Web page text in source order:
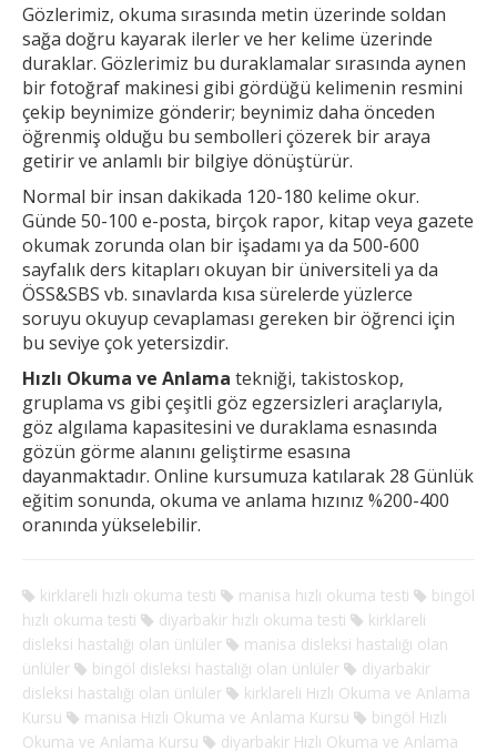
Gözlerimiz, okuma sırasında metin üzerinde soldan
sağa doğru kayarak ilerler ve her kelime üzerinde
duraklar. Gözlerimiz bu duraklamalar sırasında aynen
bir fotoğraf makinesi gibi gördüğü kelimenin resmini
çekip beynimize gönderir; beynimiz daha önceden
öğrenmiş olduğu bu sembolleri çözerek bir araya
getirir ve anlamlı bir bilgiye dönüştürür.
Normal bir insan dakikada 120-180 kelime okur.
Günde 50-100 e-posta, birçok rapor, kitap veya gazete
okumak zorunda olan bir işadamı ya da 500-600
sayfalık ders kitapları okuyan bir üniversiteli ya da
ÖSS&SBS vb. sınavlarda kısa sürelerde yüzlerce
soruyu okuyup cevaplaması gereken bir öğrenci için
bu seviye çok yetersizdir.
Hızlı Okuma ve Anlama tekniği, takistoskop,
gruplama vs gibi çeşitli göz egzersizleri araçlarıyla,
göz algılama kapasitesini ve duraklama esnasında
gözün görme alanını geliştirme esasına
dayanmaktadır. Online kursumuza katılarak 28 Günlük
eğitim sonunda, okuma ve anlama hızınız %200-400
oranında yükselebilir.
kirklareli hızlı okuma testi manisa hızlı okuma testi
bingöl
hızlı okuma testi
diyarbakir hızlı okuma testi
kirklareli
disleksi hastalığı olan ünlüler
manisa disleksi hastalığı olan
ünlüler
bingöl disleksi hastalığı olan ünlüler
diyarbakir
disleksi hastalığı olan ünlüler
kirklareli Hızlı Okuma ve Anlama
Kursu
manisa Hızlı Okuma ve Anlama Kursu
bingöl Hızlı
Okuma ve Anlama Kursu
diyarbakir Hızlı Okuma ve Anlama